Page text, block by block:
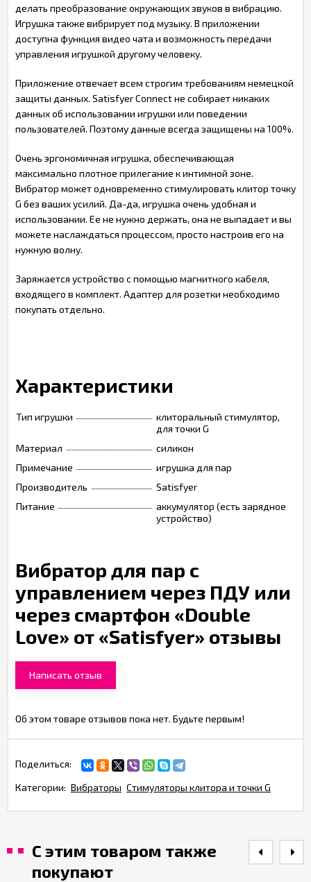
делать преобразование окружающих звуков в вибрацию.
Игрушка также вибрирует под музыку. В приложении
доступна функция видео чата и возможность передачи
управления игрушкой другому человеку.
Приложение отвечает всем строгим требованиям немецкой
защиты данных. Satisfyer Connect не собирает никаких
данных об использовании игрушки или поведении
пользователей. Поэтому данные всегда защищены на 100%.
Очень эргономичная игрушка, обеспечивающая
максимально плотное прилегание к интимной зоне.
Вибратор может одновременно стимулировать клитор точку
G без ваших усилий. Да-да, игрушка очень удобная и
использовании. Ее не нужно держать, она не выпадает и вы
можете наслаждаться процессом, просто настроив его на
нужную волну.
Заряжается устройство с помощью магнитного кабеля,
входящего в комплект. Адаптер для розетки необходимо
покупать отдельно.
Характеристики
Тип игрушки
клиторальный стимулятор,
для точки G
Материал
силикон
Примечание
игрушка для пар
Производитель
Satisfyer
Питание
аккумулятор (есть зарядное
устройство)
Вибратор для пар с
управлением через ПДУ или
через смартфон «Double
Love» от «Satisfyer» отзывы
Написать отзыв
Об этом товаре отзывов пока нет. Будьте первым!
Поделиться:
Категории: Вибраторы Стимуляторы клитора и точки G
С этим товаром также
покупают